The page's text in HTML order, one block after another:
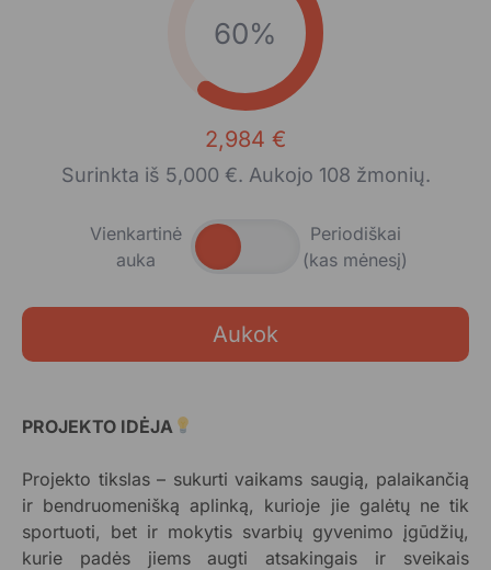
60%
2,984 €
Surinkta iš 5,000 €. Aukojo 108 žmonių.
Vienkartinė
auka
Periodiškai
(kas mėnesį)
Aukok
PROJEKTO IDĖJA
Projekto tikslas – sukurti vaikams saugią, palaikančią
ir bendruomenišką aplinką, kurioje jie galėtų ne tik
sportuoti, bet ir mokytis svarbių gyvenimo įgūdžių,
kurie padės jiems augti atsakingais ir sveikais